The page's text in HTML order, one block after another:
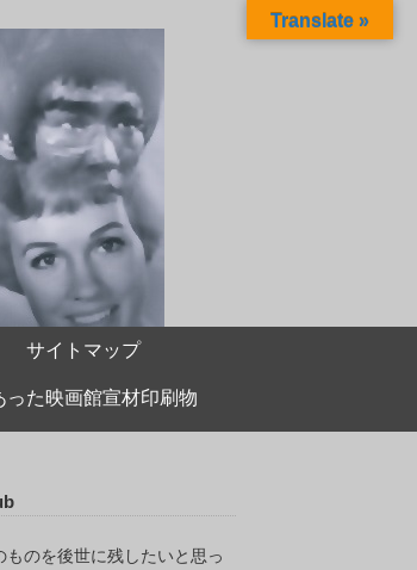
サイトマップ
った映画館宣材印刷物
のを後世に残したいと思っ
Translate »